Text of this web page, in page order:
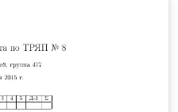
помощи движка biber.
в Overleaf и на